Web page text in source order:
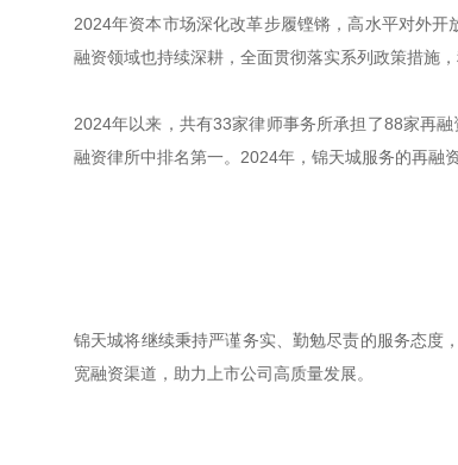
2024年资本市场深化改革步履铿锵，高水平对外
融资领域也持续深耕，全面贯彻落实系列政策措施
2024年以来，共有33家律师事务所承担了88家再
融资律所中排名第一。2024年，锦天城服务的再融
锦天城将继续秉持严谨务实、勤勉尽责的服务态度
宽融资渠道，助力上市公司高质量发展。